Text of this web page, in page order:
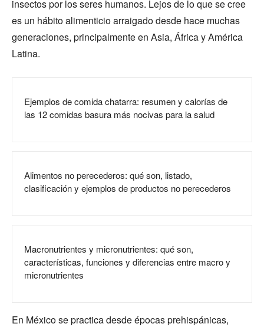
insectos por los seres humanos. Lejos de lo que se cree
es un hábito alimenticio arraigado desde hace muchas
generaciones, principalmente en Asia, África y América
Latina.
Ejemplos de comida chatarra: resumen y calorías de
las 12 comidas basura más nocivas para la salud
Alimentos no perecederos: qué son, listado,
clasificación y ejemplos de productos no perecederos
Macronutrientes y micronutrientes: qué son,
características, funciones y diferencias entre macro y
micronutrientes
En México se practica desde épocas prehispánicas,